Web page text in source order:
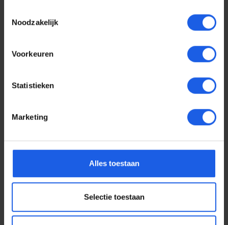
Noodzakelijk
Voorkeuren
Statistieken
Marketing
Alles toestaan
Selectie toestaan
Voor elke telefoon een
oortje